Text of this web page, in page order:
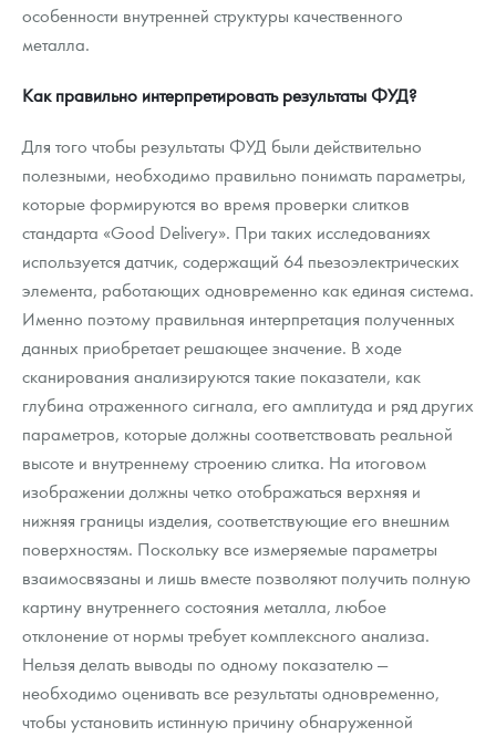
особенности внутренней структуры качественного
металла.
Как правильно интерпретировать результаты ФУД?
Для того чтобы результаты ФУД были действительно
полезными, необходимо правильно понимать параметры,
которые формируются во время проверки слитков
стандарта «Good Delivery». При таких исследованиях
используется датчик, содержащий 64 пьезоэлектрических
элемента, работающих одновременно как единая система.
Именно поэтому правильная интерпретация полученных
данных приобретает решающее значение. В ходе
сканирования анализируются такие показатели, как
глубина отраженного сигнала, его амплитуда и ряд других
параметров, которые должны соответствовать реальной
высоте и внутреннему строению слитка. На итоговом
изображении должны четко отображаться верхняя и
нижняя границы изделия, соответствующие его внешним
поверхностям. Поскольку все измеряемые параметры
взаимосвязаны и лишь вместе позволяют получить полную
картину внутреннего состояния металла, любое
отклонение от нормы требует комплексного анализа.
Нельзя делать выводы по одному показателю —
необходимо оценивать все результаты одновременно,
чтобы установить истинную причину обнаруженной